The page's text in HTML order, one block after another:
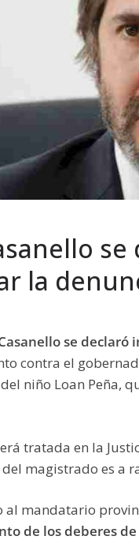
la
se declaró
contra el
niño Loan Peña,
tratada en la
magistrado es a
al mandatario
de los deberes